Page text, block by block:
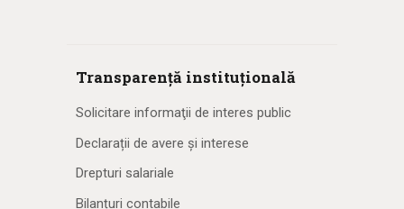
Transparență instituțională
Solicitare informaţii de interes public
Declarații de avere și interese
Drepturi salariale
Bilanțuri contabile